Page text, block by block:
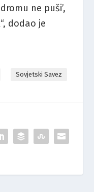
ne puši’,
dodao je
Sovjetski Savez